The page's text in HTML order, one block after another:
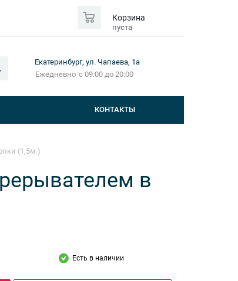
Корзина
пуста
Екатеринбург, ул. Чапаева, 1а
Ежедневно с 09:00 до 20:00
КОНТАКТЫ
(1,5м.)
в
Есть в наличии